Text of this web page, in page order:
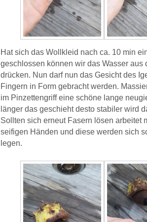
Hat sich das Wollkleid nach ca. 10 min
geschlossen können wir das Wasser aus
drücken. Nun darf nun das Gesicht des
Fingern in Form gebracht werden.
im Pinzettengriff eine schöne lange
länger das geschieht desto stabiler wird
Sollten sich erneut Fasern lösen arbeitet
seifigen Händen und diese werden sich
legen.